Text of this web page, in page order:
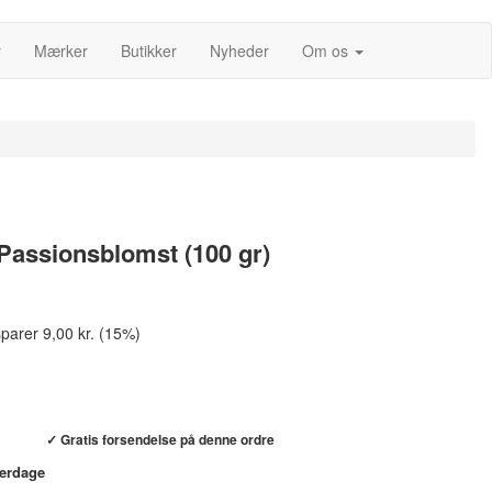
Mærker Butikker Nyheder Om os
(100 gr)
9,00 kr. (15%)
✓ Gratis forsendelse på denne ordre